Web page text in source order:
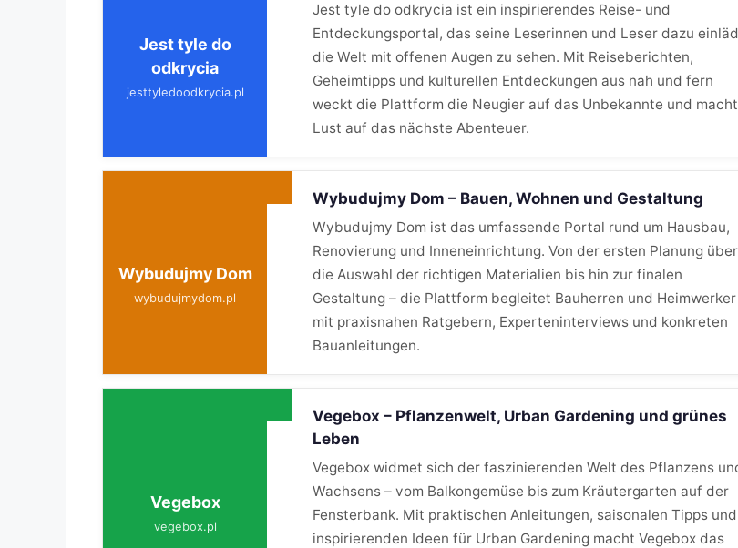
Jest tyle do
odkrycia
jesttyledoodkrycia.pl
Jest tyle do odkrycia ist ein inspirierendes Reise- und
Entdeckungsportal, das seine Leserinnen und Leser dazu
die Welt mit offenen Augen zu sehen. Mit Reiseberichten,
Geheimtipps und kulturellen Entdeckungen aus nah und fern
weckt die Plattform die Neugier auf das Unbekannte und macht
Lust auf das nächste Abenteuer.
Wybudujmy Dom
wybudujmydom.pl
Wybudujmy Dom – Bauen, Wohnen und Gestaltung
Wybudujmy Dom ist das umfassende Portal rund um Hausbau,
Renovierung und Inneneinrichtung. Von der ersten Planung über
die Auswahl der richtigen Materialien bis hin zur finalen
Gestaltung – die Plattform begleitet Bauherren und Heimwerker
mit praxisnahen Ratgebern, Experteninterviews und konkreten
Bauanleitungen.
Vegebox
vegebox.pl
Vegebox – Pflanzenwelt, Urban Gardening und grünes
Leben
Vegebox widmet sich der faszinierenden Welt des Pflanzens
Wachsens – vom Balkongemüse bis zum Kräutergarten auf der
Fensterbank. Mit praktischen Anleitungen, saisonalen Tipps und
inspirierenden Ideen für Urban Gardening macht Vegebox das